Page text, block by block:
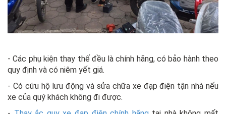
- Các phụ kiện thay thế đều là chính hãng, có bảo hành theo
quy định và có niêm yết giá.
- Có cứu hộ lưu động và sửa chữa xe đạp điện tận nhà nếu
xe của quý khách không đi được.